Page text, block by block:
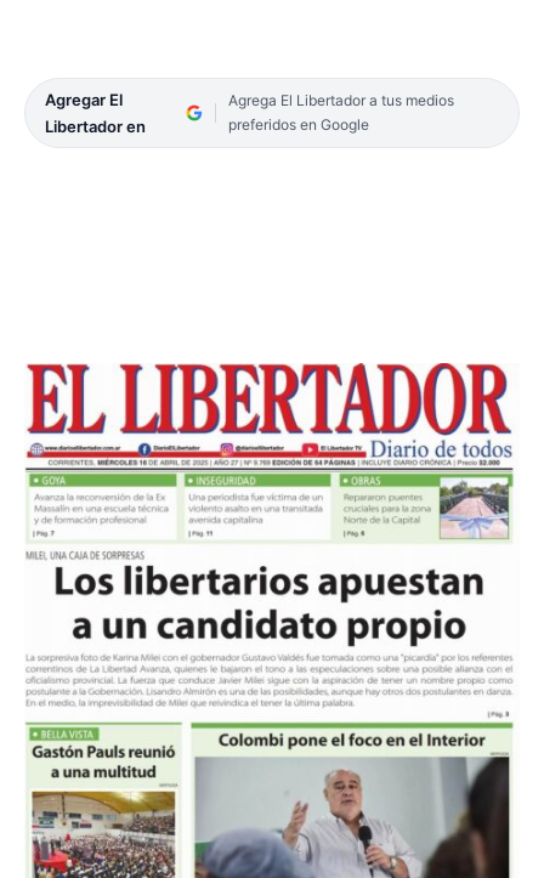
Agregar El
Libertador en
Agrega El Libertador a tus medios
preferidos en Google